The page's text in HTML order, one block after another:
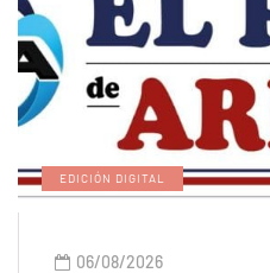
EDICIÓN DIGITAL
06/08/2026